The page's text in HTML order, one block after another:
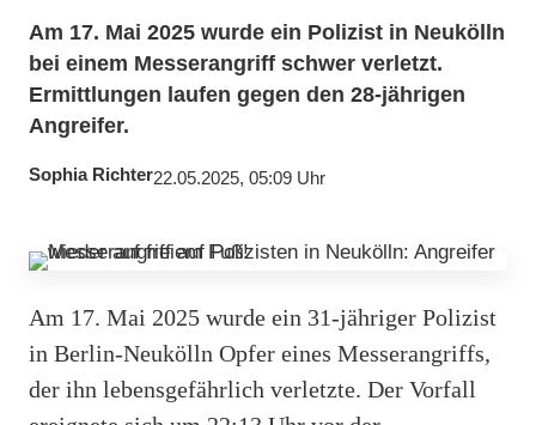
Am 17. Mai 2025 wurde ein Polizist in Neukölln
bei einem Messerangriff schwer verletzt.
Ermittlungen laufen gegen den 28-jährigen
Angreifer.
Sophia Richter22.05.2025, 05:09 Uhr
Am 17. Mai 2025 wurde ein 31-jähriger Polizist
in Berlin-Neukölln Opfer eines Messerangriffs,
der ihn lebensgefährlich verletzte. Der Vorfall